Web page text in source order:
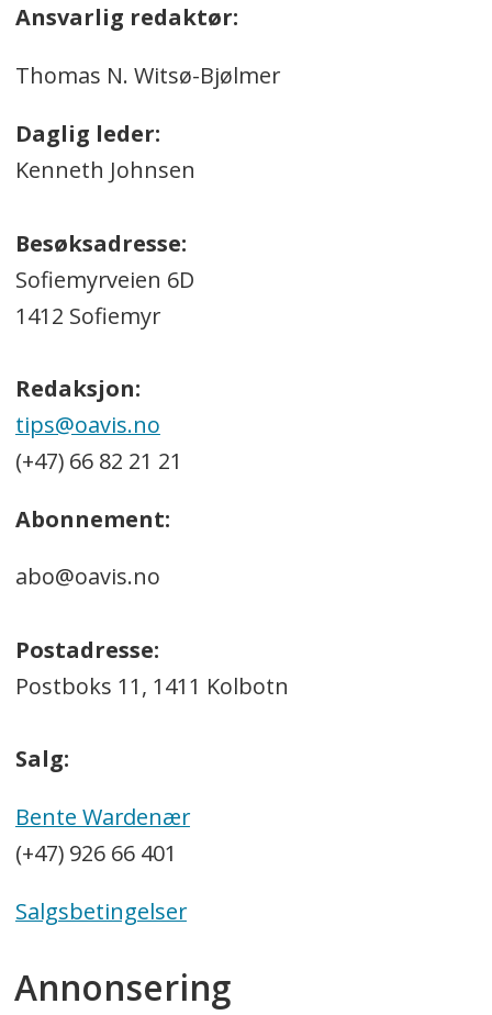
Ansvarlig redaktør:
Thomas N. Witsø-Bjølmer
Daglig leder:
Kenneth Johnsen
Besøksadresse:
Sofiemyrveien 6D
1412 Sofiemyr
Redaksjon:
tips@oavis.no
(+47) 66 82 21 21
Abonnement:
abo@oavis.no
Postadresse:
Postboks 11, 1411 Kolbotn
Salg:
Bente Wardenær
(+47) 926 66 401
Salgsbetingelser
Annonsering